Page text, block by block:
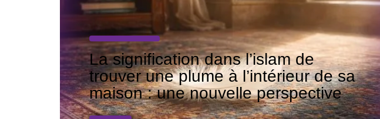
La signification dans l’islam de
trouver une plume à l’intérieur de sa
maison : une nouvelle perspective